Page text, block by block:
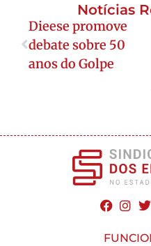
Notícias
Dieese promove
debate sobre 50
anos do Golpe